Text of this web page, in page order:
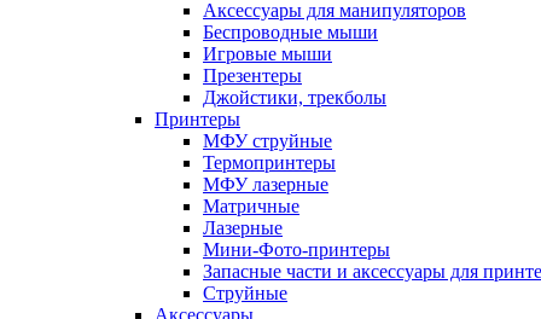
Аксессуары для манипуляторов
Беспроводные мыши
Игровые мыши
Презентеры
Джойстики, трекболы
Принтеры
МФУ струйные
Термопринтеры
МФУ лазерные
Матричные
Лазерные
Мини-Фото-принтеры
Запасные части и аксессуары для
Струйные
Аксессуары